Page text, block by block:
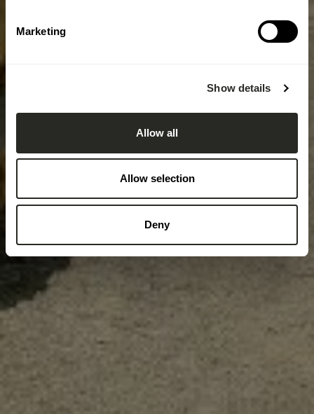
Marketing
Show details
Allow all
Allow selection
Deny